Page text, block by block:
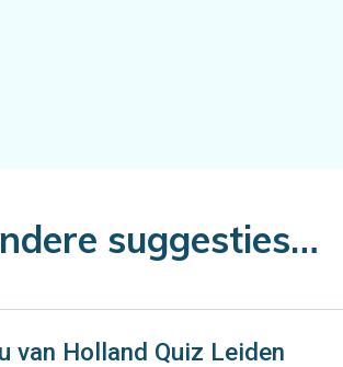
suggesties…
van Holland Quiz Leiden